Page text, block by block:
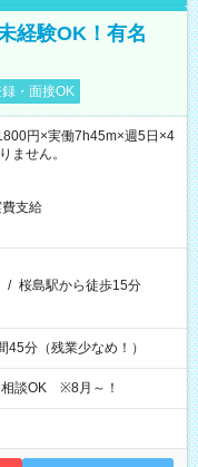
経験OK！有名
・面接OK
円×実働7h45m×週5日×4
ません。
支給
/ 桜島駅から徒歩15分
分（残業少なめ！）
談OK ※8月～！